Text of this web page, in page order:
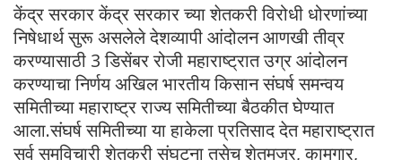
केंद्र सरकार केंद्र सरकार च्या शेतकरी विरोधी धोरणांच्या
निषेधार्थ सुरू असलेले देशव्यापी आंदोलन आणखी तीव्र
करण्यासाठी 3 डिसेंबर रोजी महाराष्ट्रात उग्र आंदोलन
करण्याचा निर्णय अखिल भारतीय किसान संघर्ष समन्वय
समितीच्या महाराष्ट्र राज्य समितीच्या बैठकीत घेण्यात
आला.संघर्ष समितीच्या या हाकेला प्रतिसाद देत महाराष्ट्रात
सर्व समविचारी शेतकरी संघटना तसेच शेतमजूर, कामगार,